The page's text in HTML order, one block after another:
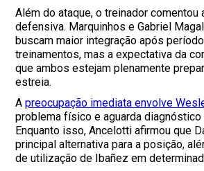
Além do ataque, o treinador comentou
defensiva. Marquinhos e Gabriel
buscam maior integração após
treinamentos, mas a expectativa da
que ambos estejam plenamente
estreia.
Apreocupação imediata envolve
problema físico e aguarda
Enquanto isso, Ancelotti afirmou que
principal alternativa para a posição,
de utilização de Ibañez em